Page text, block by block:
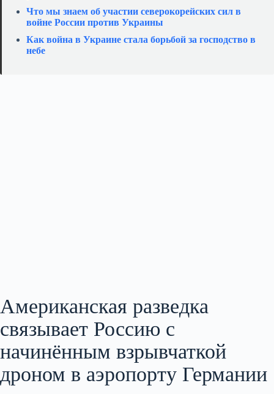
Что мы знаем об участии северокорейских сил в
войне России против Украины
Как война в Украине стала борьбой за господство в
небе
Американская разведка
связывает Россию с
начинённым взрывчаткой
дроном в аэропорту Германии